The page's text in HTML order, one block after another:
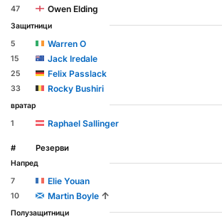
47 Owen Elding
Защитници
5
Warren O
15 Jack Iredale
25 Felix Passlack
33 Rocky Bushiri
вратар
1
Raphael Sallinger
# Резерви
Напред
7
Elie Youan
10 Martin Boyle ↑
Полузащитници